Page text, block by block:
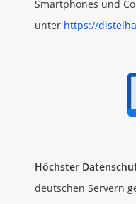
Smartphones und
unter https://
Höchster
deutschen Servern